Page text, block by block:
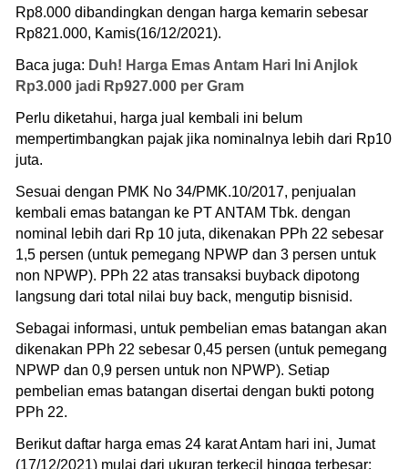
Rp8.000 dibandingkan dengan harga kemarin sebesar
Rp821.000, Kamis(16/12/2021).
Baca juga: Duh! Harga Emas Antam Hari Ini Anjlok
Rp3.000 jadi Rp927.000 per Gram
Perlu diketahui, harga jual kembali ini belum
mempertimbangkan pajak jika nominalnya lebih dari Rp10
juta.
Sesuai dengan PMK No 34/PMK.10/2017, penjualan
kembali emas batangan ke PT ANTAM Tbk. dengan
nominal lebih dari Rp 10 juta, dikenakan PPh 22 sebesar
1,5 persen (untuk pemegang NPWP dan 3 persen untuk
non NPWP). PPh 22 atas transaksi buyback dipotong
langsung dari total nilai buy back, mengutip bisnisid.
Sebagai informasi, untuk pembelian emas batangan akan
dikenakan PPh 22 sebesar 0,45 persen (untuk pemegang
NPWP dan 0,9 persen untuk non NPWP). Setiap
pembelian emas batangan disertai dengan bukti potong
PPh 22.
Berikut daftar harga emas 24 karat Antam hari ini, Jumat
(17/12/2021) mulai dari ukuran terkecil hingga terbesar: